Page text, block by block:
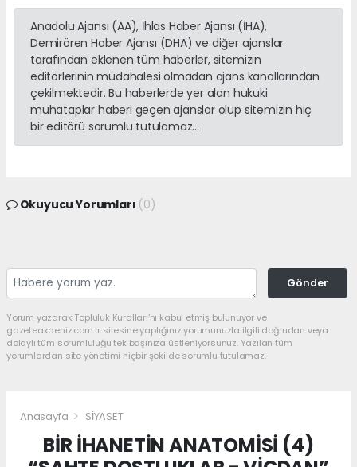
Anadolu Ajansı (AA), İhlas Haber Ajansı (İHA),
Demirören Haber Ajansı (DHA) ve diğer ajanslar
tarafından eklenen tüm haberler, sitemizin
editörlerinin müdahalesi olmadan ajans kanallarından
çekilmektedir. Bu haberlerde yer alan hukuki
muhataplar haberi geçen ajanslar olup sitemizin hiç
bir editörü sorumlu tutulamaz...
Okuyucu Yorumları (0)
Gönder
Yorum yazarak Topluluk Kuralları’nı kabul etmiş bulunuyor ve
gazeteakdeniz.com.tr sitesine yaptığınız yorumunuzla ilgili doğrudan veya
dolaylı tüm sorumluluğu tek başınıza üstleniyorsunuz. Yazılan tüm
yorumlardan site yönetimi hiçbir şekilde sorumlu tutulamaz.
Anasayfa SİYASET
BİR İHANETİN ANATOMİSİ (4)